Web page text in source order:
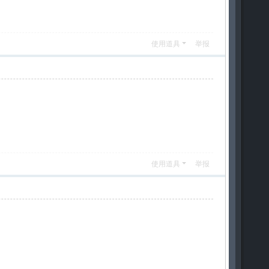
使用道具 举报
使用道具 举报